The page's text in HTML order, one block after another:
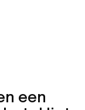
een